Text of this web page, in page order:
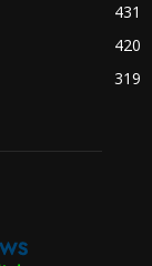
431
420
319